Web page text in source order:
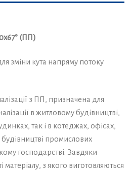
(ПП)
зміни кута напряму потоку
з ПП, призначена для
в житловому будівництві,
так і в котеджах, офісах,
будівництві промислових
господарстві. Завдяки
матеріалу, з якого виготовляються